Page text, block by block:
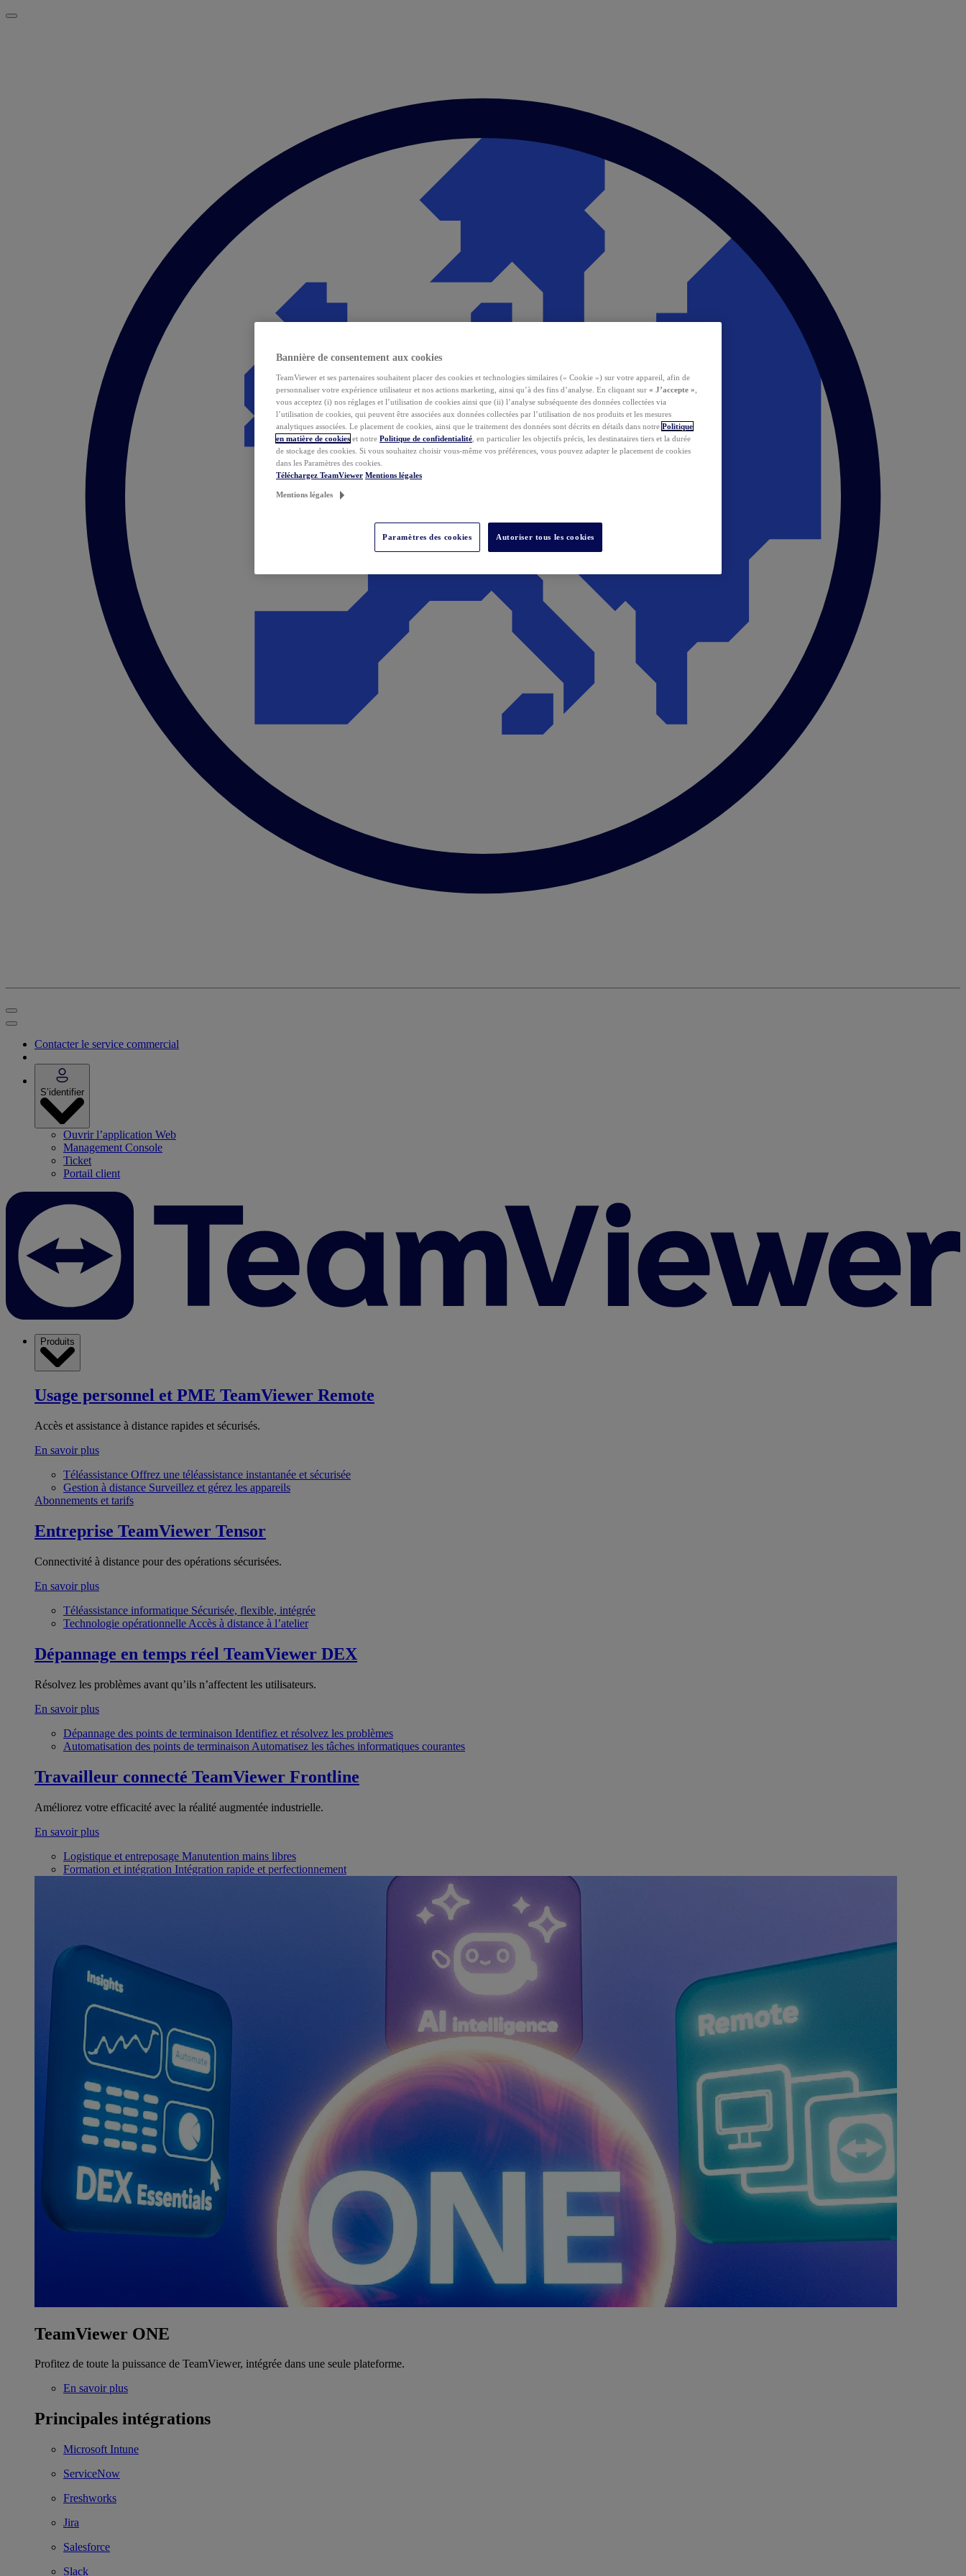
Contacter le service commercial
S’identifier
Ouvrir l’application Web
Management Console
Ticket
Portail client
Produits
Usage personnel et PME TeamViewer Remote
Accès et assistance à distance rapides et sécurisés.
En savoir plus
Téléassistance Offrez une téléassistance instantanée et sécurisée
Gestion à distance Surveillez et gérez les appareils
Abonnements et tarifs
Entreprise TeamViewer Tensor
Connectivité à distance pour des opérations sécurisées.
En savoir plus
Téléassistance informatique Sécurisée, flexible, intégrée
Technologie opérationnelle Accès à distance à l’atelier
Dépannage en temps réel TeamViewer DEX
Résolvez les problèmes avant qu’ils n’affectent les utilisateurs.
En savoir plus
Dépannage des points de terminaison Identifiez et résolvez les problèmes
Automatisation des points de terminaison Automatisez les tâches informatiques courantes
Travailleur connecté TeamViewer Frontline
Améliorez votre efficacité avec la réalité augmentée industrielle.
En savoir plus
Logistique et entreposage Manutention mains libres
Formation et intégration Intégration rapide et perfectionnement
TeamViewer ONE
Profitez de toute la puissance de TeamViewer, intégrée dans une seule plateforme.
En savoir plus
Principales intégrations
Microsoft Intune
ServiceNow
Freshworks
Jira
Salesforce
Slack
Bannière de consentement aux cookies
TeamViewer et ses partenaires souhaitent placer des cookies et technologies similaires (« Cookie ») sur votre appareil, afin de
personnaliser votre expérience utilisateur et nos actions marketing, ainsi qu’à des fins d’analyse. En cliquant sur « J’accepte »
vous acceptez (i) nos réglages et l’utilisation de cookies ainsi que (ii) l’analyse subséquente des données collectées via
l’utilisation de cookies, qui peuvent être associées aux données collectées par l’utilisation de nos produits et les mesures
analytiques associées. Le placement de cookies, ainsi que le traitement des données sont décrits en détails dans notre Politique
en matière de cookies et notre Politique de confidentialité , en particulier les objectifs précis, les destinataires tiers et la durée
de stockage des cookies. Si vous souhaitez choisir vous-même vos préférences, vous pouvez adapter le placement de cookies
dans les Paramètres des cookies.
Téléchargez TeamViewer Mentions légales
Mentions légales
Paramètres des cookies Autoriser tous les cookies